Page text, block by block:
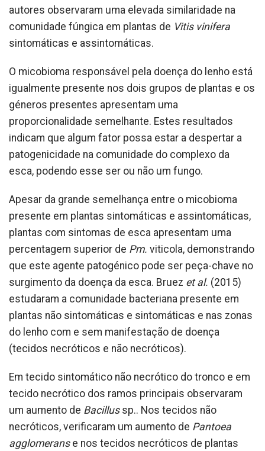
autores observaram uma elevada similaridade na
comunidade fúngica em plantas de Vitis vinifera
sintomáticas e assintomáticas.
O micobioma responsável pela doença do lenho está
igualmente presente nos dois grupos de plantas e os
géneros presentes apresentam uma
proporcionalidade semelhante. Estes resultados
indicam que algum fator possa estar a despertar a
patogenicidade na comunidade do complexo da
esca, podendo esse ser ou não um fungo.
Apesar da grande semelhança entre o micobioma
presente em plantas sintomáticas e assintomáticas,
plantas com sintomas de esca apresentam uma
percentagem superior de Pm. viticola, demonstrando
que este agente patogénico pode ser peça-chave no
surgimento da doença da esca. Bruez et al. (2015)
estudaram a comunidade bacteriana presente em
plantas não sintomáticas e sintomáticas e nas zonas
do lenho com e sem manifestação de doença
(tecidos necróticos e não necróticos).
Em tecido sintomático não necrótico do tronco e em
tecido necrótico dos ramos principais observaram
um aumento de Bacillussp.. Nos tecidos não
necróticos, verificaram um aumento de Pantoea
agglomeranse nos tecidos necróticos de plantas